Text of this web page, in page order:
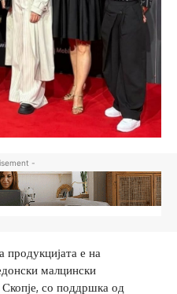
-
е на
малцински
со поддршка од